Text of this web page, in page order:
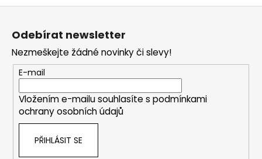
Z
Odebírat newsletter
Nezmeškejte žádné novinky či slevy!
E-mail
Vložením e-mailu souhlasíte s podmínkami
ochrany osobních údajů
PŘIHLÁSIT SE